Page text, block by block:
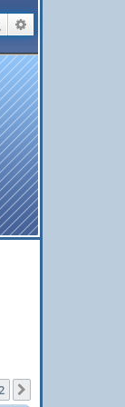
Rechercher
2